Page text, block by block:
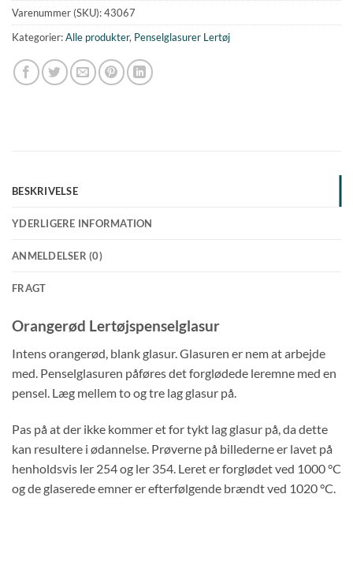
Varenummer (SKU):43067
Kategorier:Alle produkter, Penselglasurer Lertøj
BESKRIVELSE
YDERLIGERE INFORMATION
ANMELDELSER (0)
FRAGT
Orangerød Lertøjspenselglasur
Intens orangerød, blank glasur. Glasuren er nem at arbejde
med. Penselglasuren påføres det forglødede leremne med en
pensel. Læg mellem to og tre lag glasur på.
Pas på at der ikke kommer et for tykt lag glasur på, da dette
kan resultere i ødannelse. Prøverne på billederne er lavet på
henholdsvis ler 254 og ler 354. Leret er forglødet ved 1000 °C
og de glaserede emner er efterfølgende brændt ved 1020 °C.